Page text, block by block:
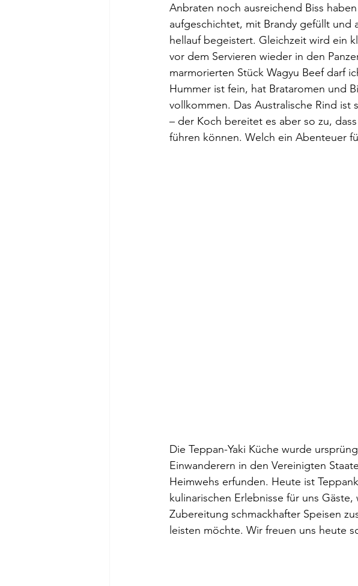
Anbraten noch ausreichend Biss
aufgeschichtet, mit Brandy gefüllt und
hellauf begeistert. Gleichzeit wird ein
vor dem Servieren wieder in den
marmorierten Stück Wagyu Beef darf
Hummer ist fein, hat Brataromen und
vollkommen. Das Australische Rind
– der Koch bereitet es aber so zu,
führen können. Welch ein Abenteuer
Die Teppan-Yaki Küche wurde
Einwanderern in den Vereinigten
Heimwehs erfunden. Heute ist
kulinarischen Erlebnisse für uns
Zubereitung schmackhafter Speisen
leisten möchte. Wir freuen uns heute